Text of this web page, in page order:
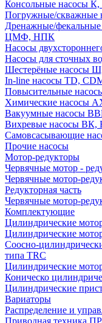
Консольные насосы
Погружные/скважные
Дренажные/
ЦМФ, НПК
Насосы
Насосы для сточных
Шестерёные насосы
In-line насосы TD,
Повысительные
Химические
Вакуумные насосы
Вихревые насосы ВК,
Самовсасывающие
Прочие насосы
Мотор-редукторы
Червячные мотор -
Червячные мотор-
Редукторная часть
Червячные мотор-
Комплектующие
Цилиндрические
Цилиндрические
Соосно-
типа TRC
Цилиндрические
Коническо
Цилиндрические
Вариаторы
Распределение и
Приводная техника